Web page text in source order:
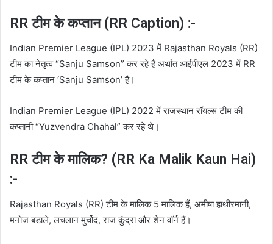
RR टीम के कप्तान (RR Caption) :-
Indian Premier League (IPL) 2023 में Rajasthan Royals (RR)
टीम का नेतृत्व “Sanju Samson” कर रहे हैं अर्थात आईपीएल 2023 में RR
टीम के कप्तान ‘Sanju Samson’ हैं।
Indian Premier League (IPL) 2022 में राजस्थान रॉयल्स टीम की
कप्तानी “Yuzvendra Chahal” कर रहे थे।
RR टीम के मालिक? (RR Ka Malik Kaun Hai)
:-
Rajasthan Royals (RR) टीम के मालिक 5 मालिक हैं, अमीषा हाथीरमानी,
मनोज बडाले, लचलान मुर्चोद, राज कुंद्रा और शेन वॉर्न हैं।